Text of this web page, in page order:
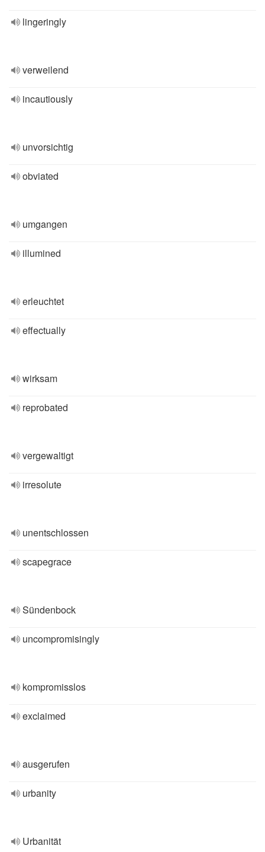
lingeringly
verweilend
incautiously
unvorsichtig
obviated
umgangen
illumined
erleuchtet
effectually
wirksam
reprobated
vergewaltigt
irresolute
unentschlossen
scapegrace
Sündenbock
uncompromisingly
kompromisslos
exclaimed
ausgerufen
urbanity
Urbanität